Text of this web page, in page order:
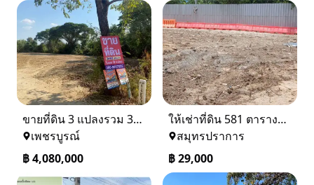
ขายที่ดิน 3 แปลงรวม 340 ตรว ราคา ตรว. ล่ะ 12000 บาท เมืองเพชรบูรณ์
เพชรบูรณ์
฿4,080,000
ให้เช่าที่ดิน 581 ตารางวา ตรงข้างอู่ใหม่แจ็คบางหญ้าแพรก บางหัวเสือ
สมุทรปราการ
฿29,000